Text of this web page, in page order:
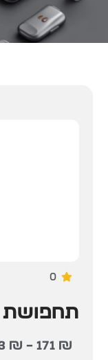
0
תחפושת
171 ₪
–
₪